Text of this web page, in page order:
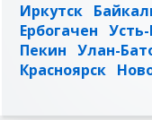
Иркутск
Ербогачен
Пекин Улан-
Красноярск